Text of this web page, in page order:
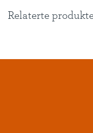
Relaterte